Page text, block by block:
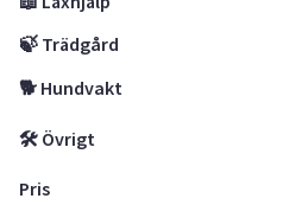
🍃 Trädgård
🐕 Hundvakt
🛠 Övrigt
Pris